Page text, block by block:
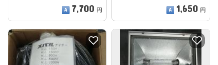
7,700 円 1,650 円